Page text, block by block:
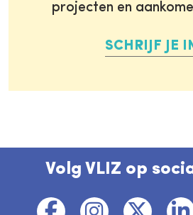
projecten en
SCHRIJF JE
Volg VLIZ op